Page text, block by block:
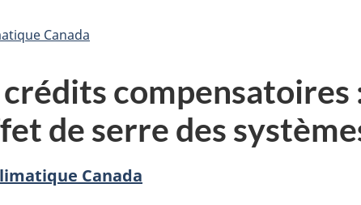
Canada
compensatoires
de serre des
Canada